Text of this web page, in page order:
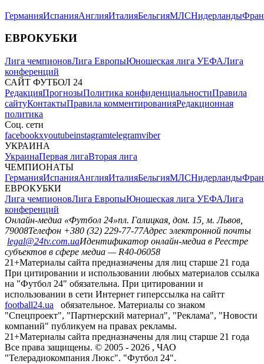
ГерманияИспанияАнглияИталияБельгияМЛСНидерланды
ЕВРОКУБКИ
Лига чемпионовЛига ЕвропыЮношеская лига УЕФАЛига
конференций
САЙТ ФУТБОЛ 24
РедакцияПрогнозыПолитика конфиденциальностиПравила
сайтуКонтактыПравила комментированияРедакционная
политика
Соц. сети
facebookxyoutubeinstagramtelegramviber
УКРАИНА
УкраинаПервая лигаВторая лига
ЧЕМПИОНАТЫ
ГерманияИспанияАнглияИталияБельгияМЛСНидерланды
ЕВРОКУБКИ
Лига чемпионовЛига ЕвропыЮношеская лига УЕФАЛига
конференций
Онлайн-медиа «Футбол 24»пл. Галицкая, дом. 15, м. Львов,
79008Телефон +380 (32) 229-77-77Адрес электронной почты
legal@24tv.com.uaИдентификатор онлайн-медиа в Реестре
субъектов в сфере медиа — R40-06058
21+Материалы сайта предназначены для лиц старше 21 года
При цитировании и использовании любых материалов ссылка
на "Футбол 24" обязательна. При цитировании и
использовании в сети Интернет гиперссылка на сайтт
football24.ua
обязательное. Материалы со знаком
"Спецпроект", "Партнерский материал", "Реклама", "Новости
компаний" публикуем на правах рекламы.
21+Материалы сайта предназначены для лиц старше 21 года
Все права защищены. © 2005 - 2026 , ЧАО
"Телерадиокомпания Люкс". "Футбол 24".